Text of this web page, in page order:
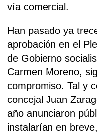
vía comercial.
Han pasado ya
aprobación en el
de Gobierno
Carmen Moreno,
compromiso. Tal y
concejal Juan
año anunciaron
instalarían en